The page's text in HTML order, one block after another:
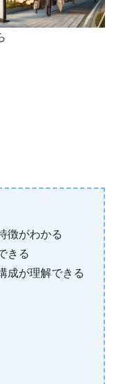
徴がわかる
きる
成が理解できる